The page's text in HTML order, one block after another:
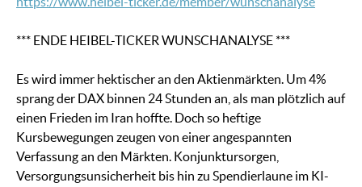
*** ENDE HEIBEL-TICKER WUNSCHANALYSE ***
Es wird immer hektischer an den Aktienmärkten. Um 4%
sprang der DAX binnen 24 Stunden an, als man plötzlich auf
einen Frieden im Iran hoffte. Doch so heftige
Kursbewegungen zeugen von einer angespannten
Verfassung an den Märkten. Konjunktursorgen,
Versorgungsunsicherheit bis hin zu Spendierlaune im KI-